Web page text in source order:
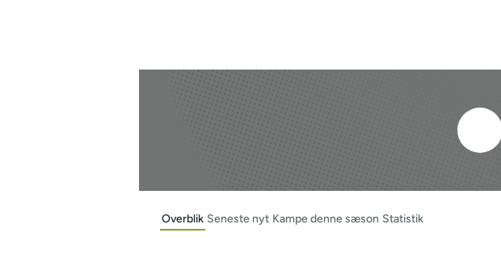
Overblik Seneste nyt Kampe denne sæson Statistik